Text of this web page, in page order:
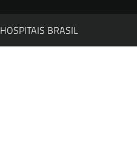
HOSPITAIS BRASIL